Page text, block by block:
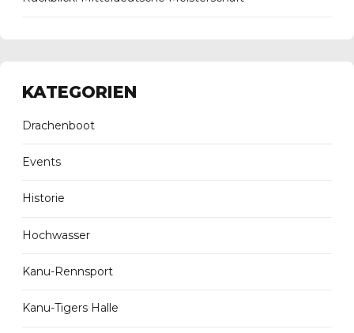
KATEGORIEN
Drachenboot
Events
Historie
Hochwasser
Kanu-Rennsport
Kanu-Tigers Halle